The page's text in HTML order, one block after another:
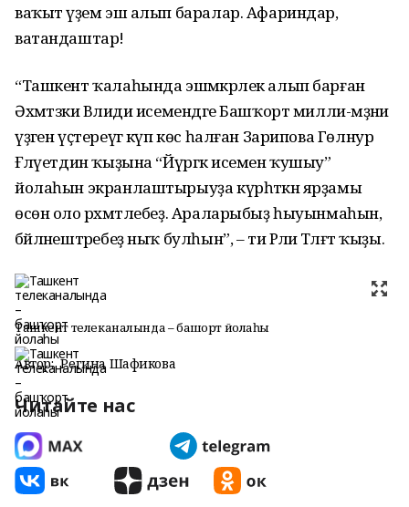
ваҡыт әүҙем эш алып баралар. Афариндар,
ватандаштар!
“Ташкент ҡалаһында эшмәкәрлек алып барған
Әхмәтзәки Вәлиди исемендәге Башҡорт милли-мәҙәни
үҙәген үҫтереүгә күп көс һалған Зарипова Гөлнур
Ғәләүетдин ҡыҙына “Йүргәк исемен ҡушыу”
йолаһын экранлаштырыуҙа күрһәткән ярҙамы
өсөн оло рәхмәтлебеҙ. Араларыбыҙ һыуынмаһын,
бәйләнештәребеҙ ныҡ булһын”, – ти Рәлиә Тәлғәт ҡыҙы.
Ташкент телеканалында – башҡорт йолаһы
Автор: Регина Шафикова
Читайте нас